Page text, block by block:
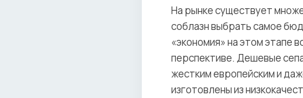
На рынке существует
соблазн выбрать самое
«экономия» на этом этапе
перспективе. Дешевые
жестким европейским и
изготовлены из